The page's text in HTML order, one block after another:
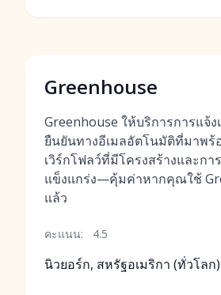
Greenhouse
Greenhouse ให้บริการการแจ้ง
ยืนยันทางอีเมลอัตโนมัติที่มาพร้
เวิร์กโฟลว์ที่มีโครงสร้างและกา
แข็งแกร่ง—คุ้มค่าหากคุณใช้
แล้ว
คะแนน: 4.5
นิวยอร์ก, สหรัฐอเมริกา (ทั่วโลก)